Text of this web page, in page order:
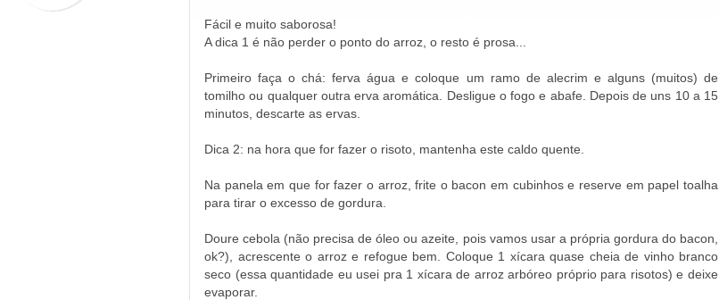
Fácil e muito saborosa!
A dica 1 é não perder o ponto do arroz, o resto é prosa...
Primeiro faça o chá: ferva água e coloque um ramo de alecrim e alguns (muitos) de
tomilho ou qualquer outra erva aromática. Desligue o fogo e abafe. Depois de uns 10 a 15
minutos, descarte as ervas.
Dica 2: na hora que for fazer o risoto, mantenha este caldo quente.
Na panela em que for fazer o arroz, frite o bacon em cubinhos e reserve em papel toalha
para tirar o excesso de gordura.
Doure cebola (não precisa de óleo ou azeite, pois vamos usar a própria gordura do bacon,
ok?), acrescente o arroz e refogue bem. Coloque 1 xícara quase cheia de vinho branco
seco (essa quantidade eu usei pra 1 xícara de arroz arbóreo próprio para risotos) e deixe
evaporar.